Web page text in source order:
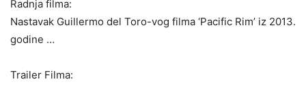
Radnja filma:
Nastavak Guillermo del Toro-vog filma ‘Pacific Rim’ iz 2013.
godine …
Trailer Filma: